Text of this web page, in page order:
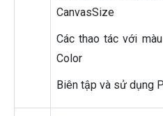
CanvasSize
Các thao tác với
Color
Biên tập và sử dụng